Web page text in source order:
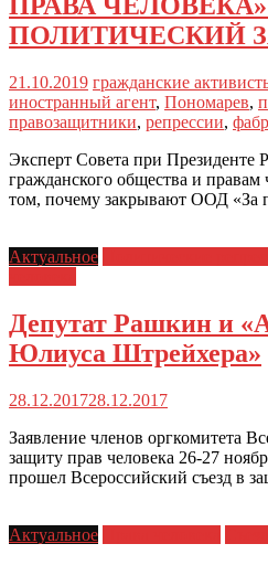
ПОЛИТИЧЕСКИЙ
21.10.2019 гражданские
иностранный агент, Пономарев,
правозащитники, репрессии,
Эксперт Совета при Президенте
гражданского общества и
том, почему закрывают ООД «За
Актуальное
Депутат Рашкин и
Юлиуса Штрейхера»
28.12.201728.12.2017
Заявление членов оргкомитета
защиту прав человека 26-27
прошел Всероссийский съезд в
Актуальное